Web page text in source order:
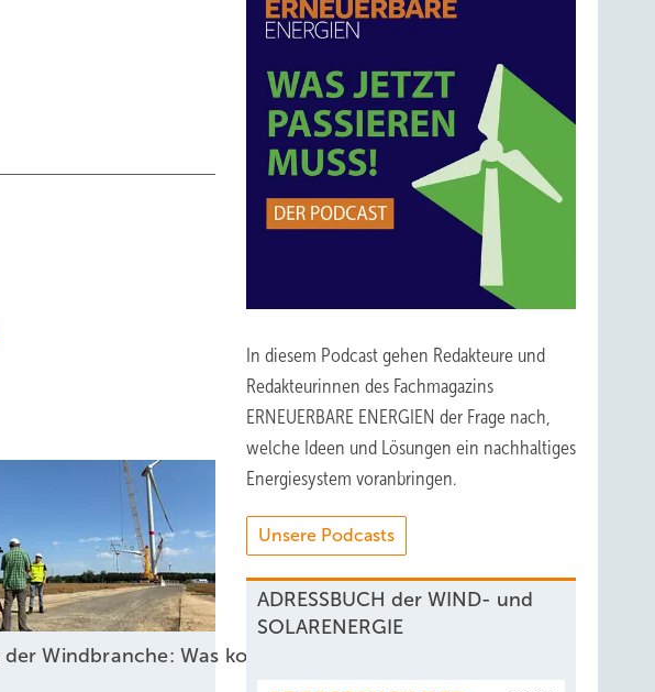
der Windbranche: Was kommt 2026?
In diesem Podcast gehen Redakteure und
Redakteurinnen des Fachmagazins
ERNEUERBARE ENERGIEN der Frage nach,
welche Ideen und Lösungen ein nachhaltiges
Energiesystem voranbringen.
Unsere Podcasts
ADRESSBUCH der WIND- und
SOLARENERGIE